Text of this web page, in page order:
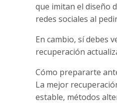
que imitan el diseño
redes sociales al
En cambio, sí debes
recuperación
Cómo prepararte
La mejor
estable, métodos